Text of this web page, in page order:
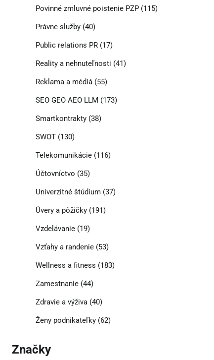
Povinné zmluvné poistenie PZP(115)
Právne služby(40)
Public relations PR(17)
Reality a nehnuteľnosti (41)
Reklama a médiá(55)
SEO GEO AEO LLM (173)
Smartkontrakty(38)
SWOT(130)
Telekomunikácie(116)
Účtovníctvo (35)
Univerzitné štúdium(37)
Úvery a pôžičky(191)
Vzdelávanie(19)
Vzťahy a randenie(53)
Wellness a fitness (183)
Zamestnanie(44)
Zdravie a výživa(40)
Ženy podnikateľky(62)
Značky